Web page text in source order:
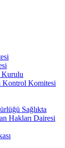
Kurulu
Kontrol Komitesi
Sağlıkta
Hakları Dairesi